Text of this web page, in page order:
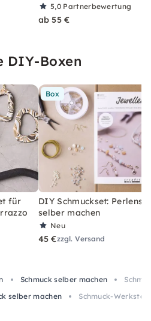
5,0 Partnerbewertung
ab 55 €
DIY-Boxen
für
Box
DIY Schmuckset:
selber machen
Neu
45 €zzgl. Versand
Schmuck selber machen
selber machen Schmuck-